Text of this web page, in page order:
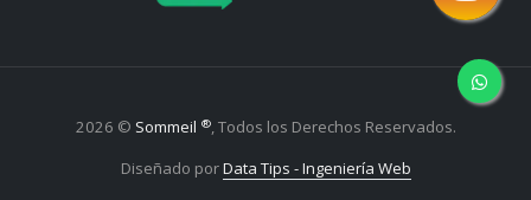
2026 © Sommeil ®, Todos los Derechos Reservados.
Diseñado porData Tips - Ingeniería Web